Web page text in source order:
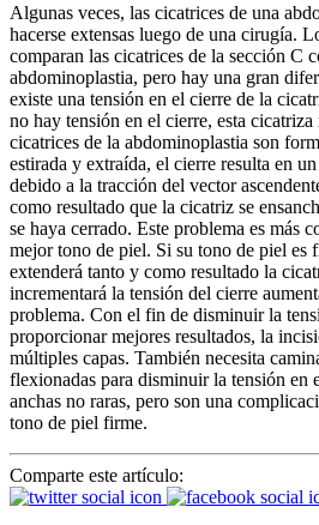
Algunas veces, las cicatrices de una
hacerse extensas luego de una cirugía.
comparan las cicatrices de la sección C
abdominoplastia, pero hay una gran
existe una tensión en el cierre de la
no hay tensión en el cierre, esta
cicatrices de la abdominoplastia son
estirada y extraída, el cierre resulta en
debido a la tracción del vector
como resultado que la cicatriz se
se haya cerrado. Este problema es más
mejor tono de piel. Si su tono de piel es
extenderá tanto y como resultado la
incrementará la tensión del cierre
problema. Con el fin de disminuir la
proporcionar mejores resultados, la
múltiples capas. También necesita
flexionadas para disminuir la tensión en
anchas no raras, pero son una
tono de piel firme.
Comparte este artículo: